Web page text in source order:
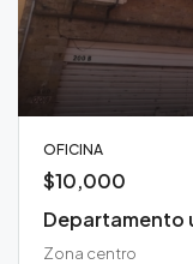
OFICINA
$10,000
Zona centro